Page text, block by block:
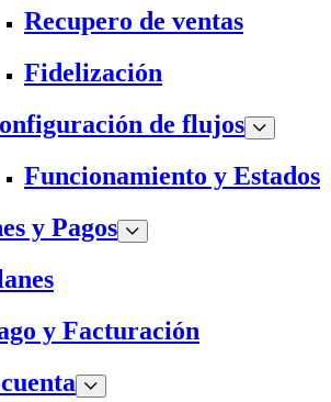
Recupero de ventas
Fidelización
de flujos
Funcionamiento y Estados
y Pagos
y Facturación